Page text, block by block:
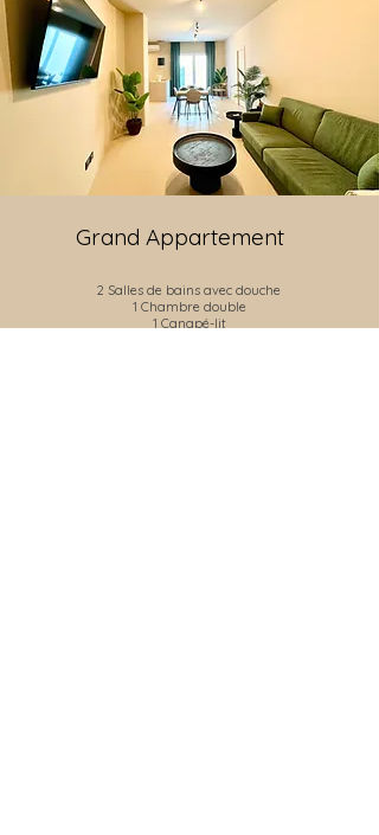
Grand Appartement
2 Salles de bains avec douche
1 Chambre double
1 Canapé-lit